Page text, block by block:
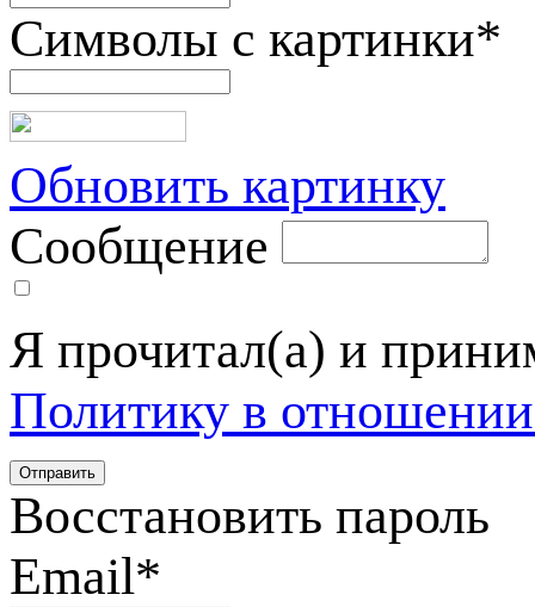
Символы с картинки*
Обновить картинку
Сообщение
Я прочитал(а) и
Политику в
Восстановить пароль
Email*